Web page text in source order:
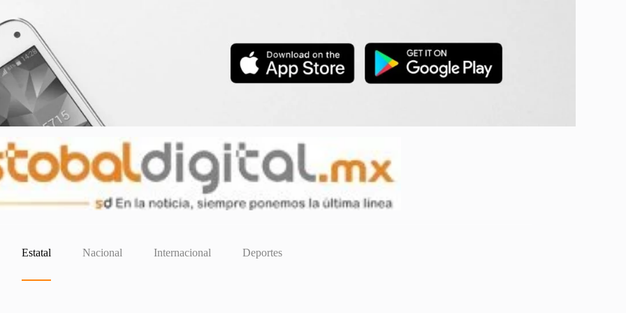
Estatal Nacional Internacional Deportes